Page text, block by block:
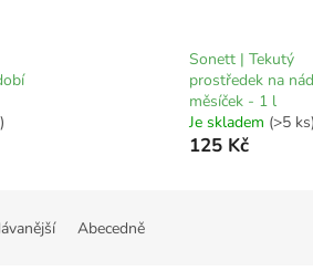
Sonett | Tekutý
prostředek na
měsíček - 1 l
Je skladem (>5 ks)
125 Kč
Abecedně